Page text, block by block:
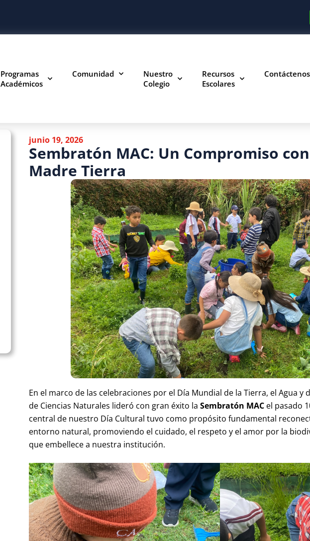
Programas
Académicos
Comunidad
Nuestro
Colegio
Recursos
Escolares
Contáctenos
junio 19, 2026
Sembratón MAC: Un Compromiso
Madre Tierra
En el marco de las celebraciones por el Día Mundial de la Tierra, el Agua y
de Ciencias Naturales lideró con gran éxito la Sembratón MAC el pasado
central de nuestro Día Cultural tuvo como propósito fundamental
entorno natural, promoviendo el cuidado, el respeto y el amor por la
que embellece a nuestra institución.